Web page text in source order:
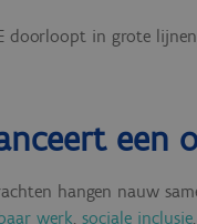
doorloopt in grote
hangen nauw
werk sociale inclusie